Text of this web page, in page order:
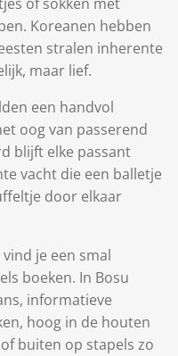
Koreanen hebben
stralen inherente
maar lief.
een handvol
oog van passerend
blijft elke passant
vacht die een balletje
door elkaar
je een smal
boeken. In Bosu
informatieve
hoog in de houten
buiten op stapels zo